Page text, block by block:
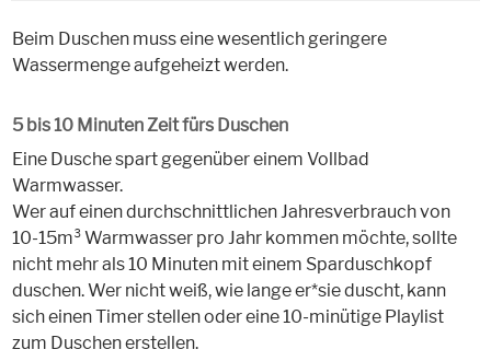
Beim Duschen muss eine wesentlich geringere
Wassermenge aufgeheizt werden.
5 bis 10 Minuten Zeit fürs Duschen
Eine Dusche spart gegenüber einem Vollbad
Warmwasser.
Wer auf einen durchschnittlichen Jahresverbrauch von
10-15m³ Warmwasser pro Jahr kommen möchte, sollte
nicht mehr als 10 Minuten mit einem Sparduschkopf
duschen. Wer nicht weiß, wie lange er*sie duscht, kann
sich einen Timer stellen oder eine 10-minütige Playlist
zum Duschen erstellen.